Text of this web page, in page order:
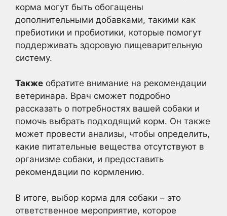
корма могут быть обогащены
дополнительными добавками, такими как
пребиотики и пробиотики, которые помогут
поддерживать здоровую пищеварительную
систему.
Также обратите внимание на рекомендации
ветеринара. Врач сможет подробно
рассказать о потребностях вашей собаки и
помочь выбрать подходящий корм. Он также
может провести анализы, чтобы определить,
какие питательные вещества отсутствуют в
организме собаки, и предоставить
рекомендации по кормлению.
В итоге, выбор корма для собаки – это
ответственное мероприятие, которое